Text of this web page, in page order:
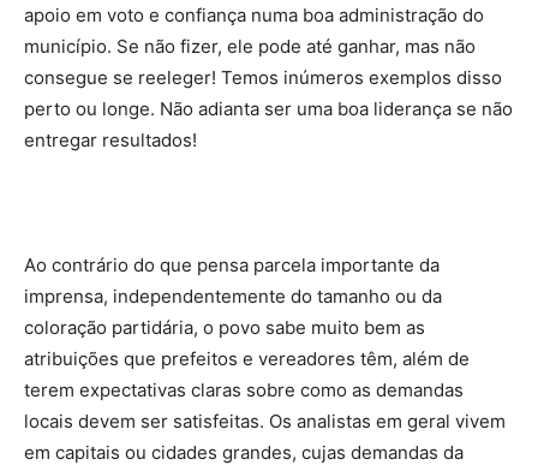
apoio em voto e confiança numa boa administração do
município. Se não fizer, ele pode até ganhar, mas não
consegue se reeleger! Temos inúmeros exemplos disso
perto ou longe. Não adianta ser uma boa liderança se não
entregar resultados!
Ao contrário do que pensa parcela importante da
imprensa, independentemente do tamanho ou da
coloração partidária, o povo sabe muito bem as
atribuições que prefeitos e vereadores têm, além de
terem expectativas claras sobre como as demandas
locais devem ser satisfeitas. Os analistas em geral vivem
em capitais ou cidades grandes, cujas demandas da